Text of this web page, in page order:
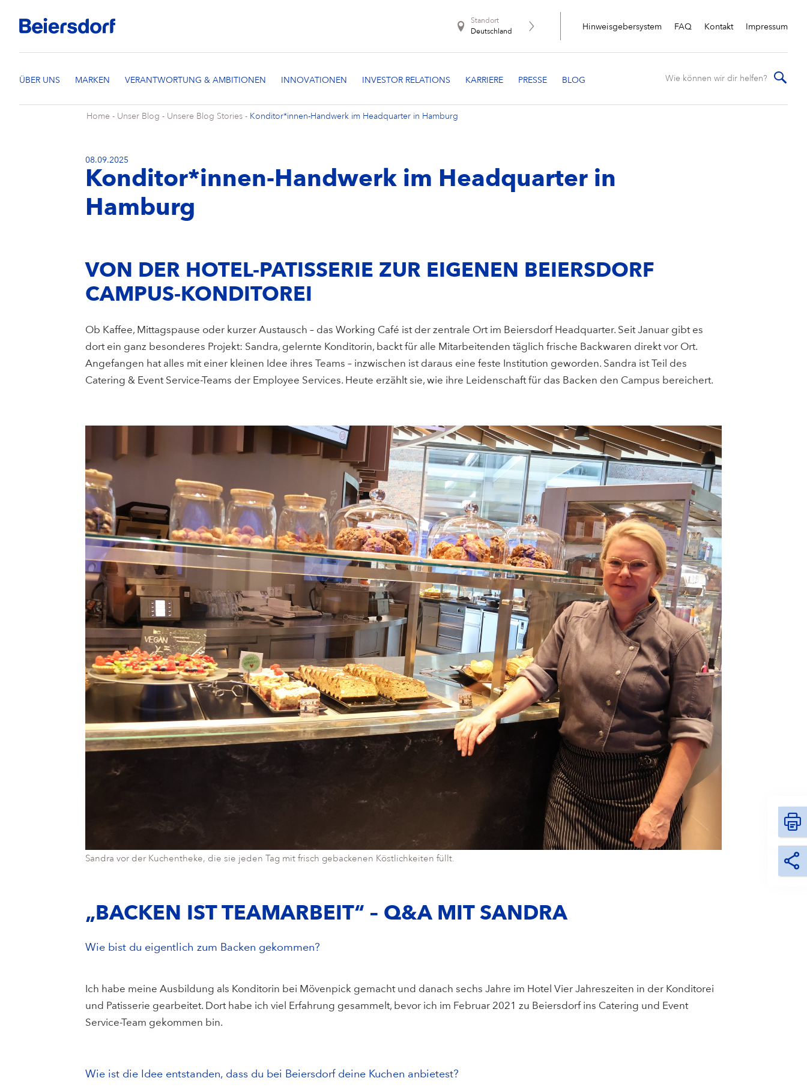
Standort
Deutschland
Hinweisgebersystem FAQ Kontakt Impressum
Home - Unser Blog - Unsere Blog Stories - Konditor*innen-Handwerk im Headquarter in Hamburg
08.09.2025
Konditor*innen-Handwerk im Headquarter in
Hamburg
VON DER HOTEL-PATISSERIE ZUR EIGENEN BEIERSDORF
CAMPUS-KONDITOREI
Ob Kaffee, Mittagspause oder kurzer Austausch – das Working Café ist der zentrale Ort im Beiersdorf Headquarter. Seit Januar gibt es
dort ein ganz besonderes Projekt: Sandra, gelernte Konditorin, backt für alle Mitarbeitenden täglich frische Backwaren direkt vor Ort.
Angefangen hat alles mit einer kleinen Idee ihres Teams – inzwischen ist daraus eine feste Institution geworden. Sandra ist Teil des
Catering & Event Service-Teams der Employee Services. Heute erzählt sie, wie ihre Leidenschaft für das Backen den Campus bereichert.
Sandra vor der Kuchentheke, die sie jeden Tag mit frisch gebackenen Köstlichkeiten füllt.
„BACKEN IST TEAMARBEIT“ – Q&A MIT SANDRA
Wie bist du eigentlich zum Backen gekommen?
Ich habe meine Ausbildung als Konditorin bei Mövenpick gemacht und danach sechs Jahre im Hotel Vier Jahreszeiten in der Konditorei
und Patisserie gearbeitet. Dort habe ich viel Erfahrung gesammelt, bevor ich im Februar 2021 zu Beiersdorf ins Catering und Event
Service-Team gekommen bin.
Wie ist die Idee entstanden, dass du bei Beiersdorf deine Kuchen anbietest?